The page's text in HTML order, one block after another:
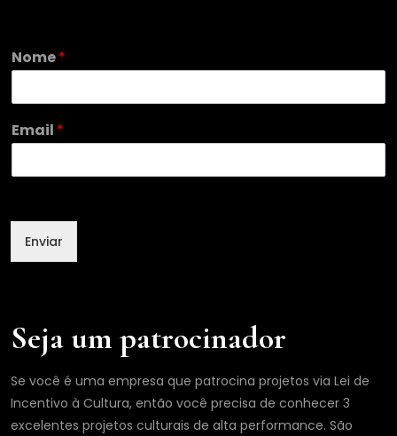
*
*
Nome*
Email *
Enviar
Seja um patrocinador
Se você é uma empresa que patrocina projetos via Lei de
Incentivo à Cultura, então você precisa de conhecer 3
excelentes projetos culturais de alta performance. São